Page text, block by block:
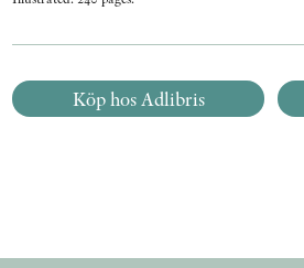
Köp hos Adlibris